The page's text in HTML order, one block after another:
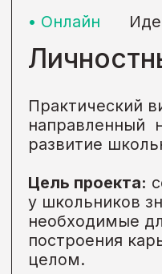
грамотности
• Гибрид
Некоммерческий
детей школьного
Цель проекта:
финансовой
школьников.
Обучающихся на курсе
видеоуроки, вебинары с
экспертами, оффлан
Завершен